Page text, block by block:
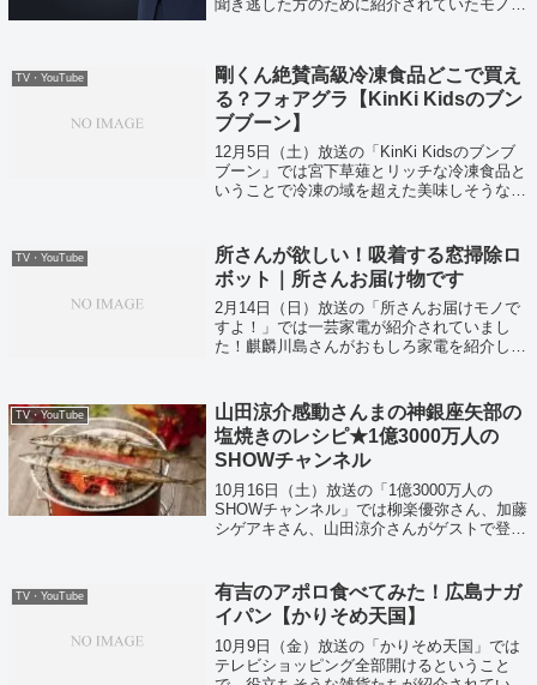
聞き逃した方のために紹介されていたモノた
TV・YouTube
剛くん絶賛高級冷凍食品どこで買え
る？フォアグラ【KinKi Kidsのブン
ブブーン】
12月5日（土）放送の「KinKi Kidsのブンブ
ブーン」では宮下草薙とリッチな冷凍食品と
いうことで冷凍の域を超えた美味しそうな冷
TV・YouTube
所さんが欲しい！吸着する窓掃除ロ
ボット｜所さんお届け物です
2月14日（日）放送の「所さんお届けモノで
すよ！」では一芸家電が紹介されていまし
た！麒麟川島さんがおもしろ家電を紹介して
TV・YouTube
山田涼介感動さんまの神銀座矢部の
塩焼きのレシピ★1億3000万人の
SHOWチャンネル
10月16日（土）放送の「1億3000万人の
SHOWチャンネル」では柳楽優弥さん、加藤
シゲアキさん、山田涼介さんがゲストで登
味は？？
TV・YouTube
有吉のアポロ食べてみた！広島ナガ
イパン【かりそめ天国】
10月9日（金）放送の「かりそめ天国」では
テレビショッピング全部開けるということ